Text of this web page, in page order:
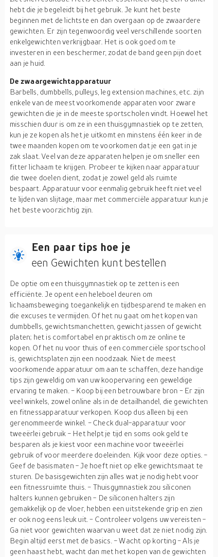
hebt die je begeleidt bij het gebruik. Je kunt het beste
beginnen met de lichtste en dan overgaan op de zwaardere
gewichten. Er zijn tegenwoordig veel verschillende soorten
enkelgewichten verkrijgbaar. Het is ook goed om te
investeren in een beschermer, zodat de band geen pijn doet
aan je huid.
De zwaargewichtapparatuur
Barbells, dumbbells, pulleys, leg extension machines, etc. zijn
enkele van de meest voorkomende apparaten voor zware
gewichten die je in de meeste sportscholen vindt. Hoewel het
misschien duur is om ze in een thuisgymnastiek op te zetten,
kun je ze kopen als het je uitkomt en minstens één keer in de
twee maanden kopen om te voorkomen dat je een gat in je
zak slaat. Veel van deze apparaten helpen je om sneller een
fitter lichaam te krijgen. Probeer te kijken naar apparatuur
die twee doelen dient, zodat je zowel geld als ruimte
bespaart. Apparatuur voor eenmalig gebruik heeft niet veel
te lijden van slijtage, maar met commerciële apparatuur kun je
het beste voorzichtig zijn.
Een paar tips hoe je
een Gewichten kunt bestellen
De optie om een thuisgymnastiek op te zetten is een
efficiënte. Je opent een heleboel deuren om
lichaamsbeweging toegankelijk en tijdbesparend te maken en
die excuses te vermijden. Of het nu gaat om het kopen van
dumbbells, gewichtsmanchetten, gewicht jassen of gewicht
platen; het is comfortabel en praktisch om ze online te
kopen. Of het nu voor thuis of een commerciële sportschool
is, gewichtsplaten zijn een noodzaak. Niet de meest
voorkomende apparatuur om aan te schaffen, deze handige
tips zijn geweldig om van uw koopervaring een geweldige
ervaring te maken. - Koop bij een betrouwbare bron - Er zijn
veel winkels, zowel online als in de detailhandel, die gewichten
en fitnessapparatuur verkopen. Koop dus alleen bij een
gerenommeerde winkel. - Check dual-apparatuur voor
tweeërlei gebruik - Het helpt je tijd en soms ook geld te
besparen als je kiest voor een machine voor tweeërlei
gebruik of voor meerdere doeleinden. Kijk voor deze opties. -
Geef de basismaten - Je hoeft niet op elke gewichtsmaat te
sturen. De basisgewichten zijn alles wat je nodig hebt voor
een fitnessruimte thuis. - Thuisgymnastiek zou siliconen
halters kunnen gebruiken - De siliconen halters zijn
gemakkelijk op de vloer, hebben een uitstekende grip en zien
er ook nog eens leuk uit. - Controleer volgens uw vereisten -
Ga niet voor gewichten waarvan u weet dat ze niet nodig zijn.
Begin altijd eerst met de basics. - Wacht op korting - Als je
geen haast hebt, wacht dan met het kopen van de gewichten